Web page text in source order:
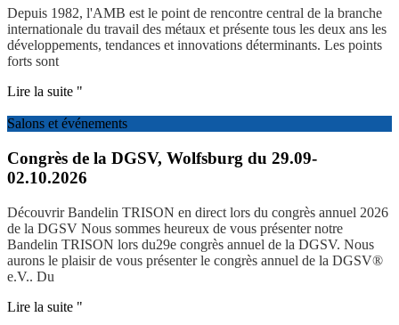
Depuis 1982, l'AMB est le point de rencontre central de la branche
internationale du travail des métaux et présente tous les deux ans les
développements, tendances et innovations déterminants. Les points
forts sont
Lire la suite "
Salons et événements
Congrès de la DGSV, Wolfsburg du 29.09-
02.10.2026
Découvrir Bandelin TRISON en direct lors du congrès annuel 2026
de la DGSV Nous sommes heureux de vous présenter notre
Bandelin TRISON lors du29e congrès annuel de la DGSV. Nous
aurons le plaisir de vous présenter le congrès annuel de la DGSV®
e.V.. Du
Lire la suite "